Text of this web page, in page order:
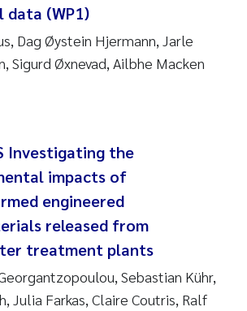
data (WP1)
Dag Øystein Hjermann, Jarle
Sigurd Øxnevad, Ailbhe Macken
Investigating the
impacts of
engineered
released from
treatment plants
Sebastian Kühr,
Julia Farkas, Claire Coutris, Ralf